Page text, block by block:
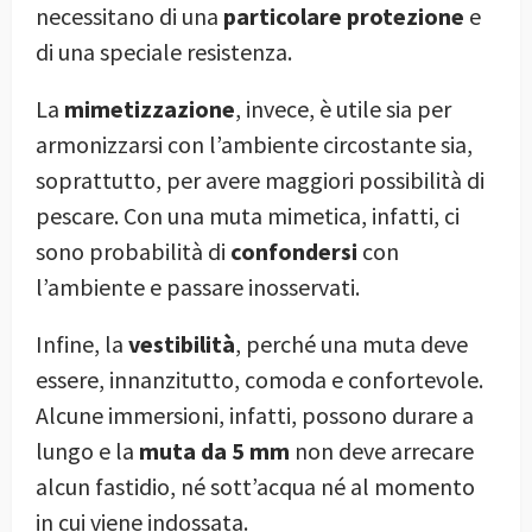
necessitano di una particolare protezione e
di una speciale resistenza.
La mimetizzazione, invece, è utile sia per
armonizzarsi con l’ambiente circostante sia,
soprattutto, per avere maggiori possibilità di
pescare. Con una muta mimetica, infatti, ci
sono probabilità di confondersi con
l’ambiente e passare inosservati.
Infine, la vestibilità, perché una muta deve
essere, innanzitutto, comoda e confortevole.
Alcune immersioni, infatti, possono durare a
lungo e la muta da 5 mm non deve arrecare
alcun fastidio, né sott’acqua né al momento
in cui viene indossata.